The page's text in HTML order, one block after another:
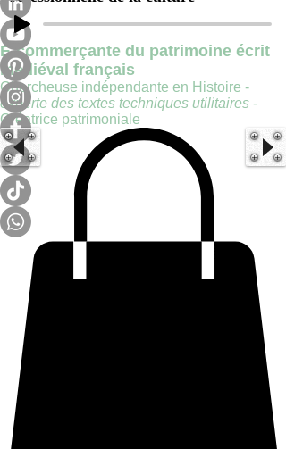
E-commerçante du patrimoine écrit
médiéval français
Chercheuse indépendante en Histoire -
experte des textes techniques utilitaires -
Créatrice patrimoniale